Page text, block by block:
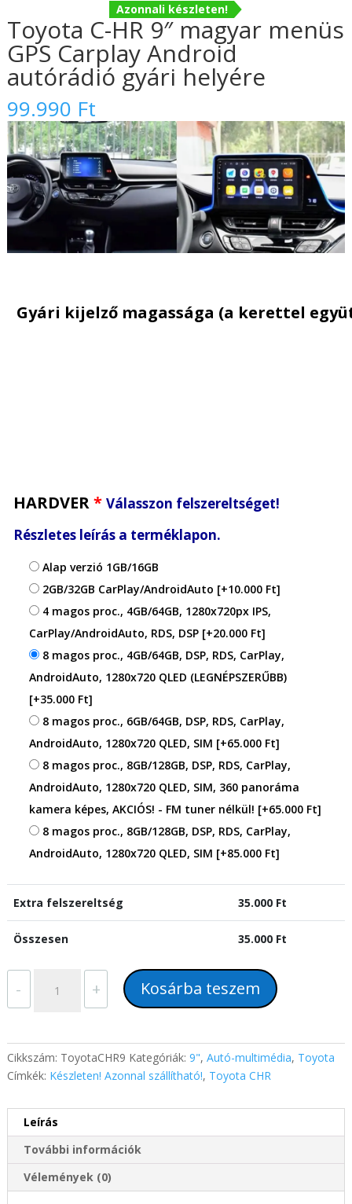
Azonnali készleten!
Toyota C-HR 9″ magyar menüs
GPS Carplay Android
autórádió gyári helyére
99.990 Ft
Gyári kijelző magassága (a kerettel
HARDVER* Válasszon felszereltséget!
Részletes leírás a terméklapon.
Alap verzió 1GB/16GB
2GB/32GB CarPlay/AndroidAuto [+10.000 Ft]
4 magos proc., 4GB/64GB, 1280x720px IPS,
CarPlay/AndroidAuto, RDS, DSP [+20.000 Ft]
8 magos proc., 4GB/64GB, DSP, RDS, CarPlay,
AndroidAuto, 1280x720 QLED (LEGNÉPSZERŰBB)
[+35.000 Ft]
8 magos proc., 6GB/64GB, DSP, RDS, CarPlay,
AndroidAuto, 1280x720 QLED, SIM [+65.000 Ft]
8 magos proc., 8GB/128GB, DSP, RDS, CarPlay,
AndroidAuto, 1280x720 QLED, SIM, 360 panoráma
kamera képes, AKCIÓS! - FM tuner nélkül! [+65.000 Ft]
8 magos proc., 8GB/128GB, DSP, RDS, CarPlay,
AndroidAuto, 1280x720 QLED, SIM [+85.000 Ft]
Extra felszereltség 35.000 Ft
Összesen 35.000 Ft
-
magyar
menüs
Android
autórádió
gyári
helyére
mennyiség
+ Kosárba teszem
Cikkszám: ToyotaCHR9 Kategóriák: 9", Autó-multimédia, Toyota
Címkék: Készleten! Azonnal szállítható!, Toyota CHR
Leírás
További információk
Vélemények (0)